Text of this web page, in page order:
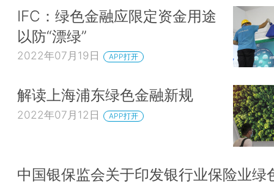
IFC：绿色金融应限定资金用途
以防“漂绿”
2022年07月19日 APP打开
解读上海浦东绿色金融新规
2022年07月12日 APP打开
中国银保监会关于印发银行业保险业绿